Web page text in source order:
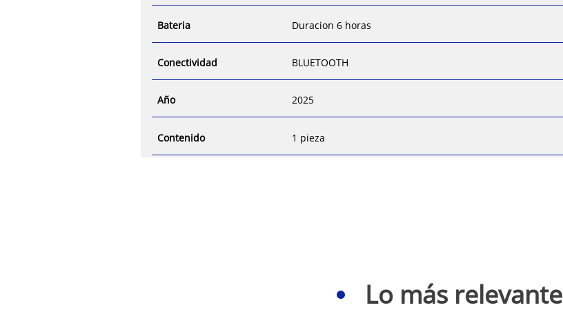
Bateria Duracion 6 horas
Conectividad BLUETOOTH
Año 2025
Contenido 1 pieza
Lo más relevante